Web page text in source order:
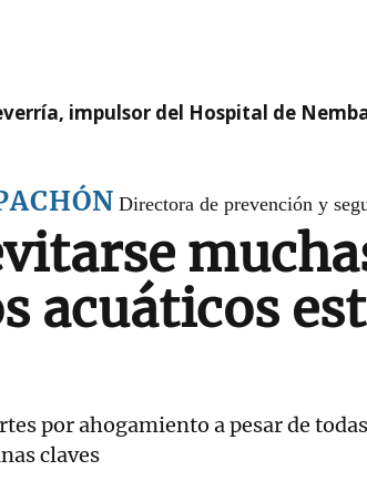
impulsor del Hospital de
Directora de prevención y
acuáticos
por ahogamiento a pesar de
claves